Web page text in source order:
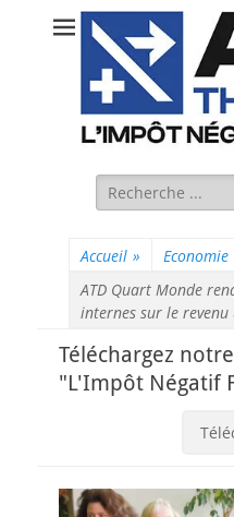
Rechercher :
Accueil » Economie
ATD Quart Monde
internes sur le revenu
Téléchargez
"L'Impôt Négatif